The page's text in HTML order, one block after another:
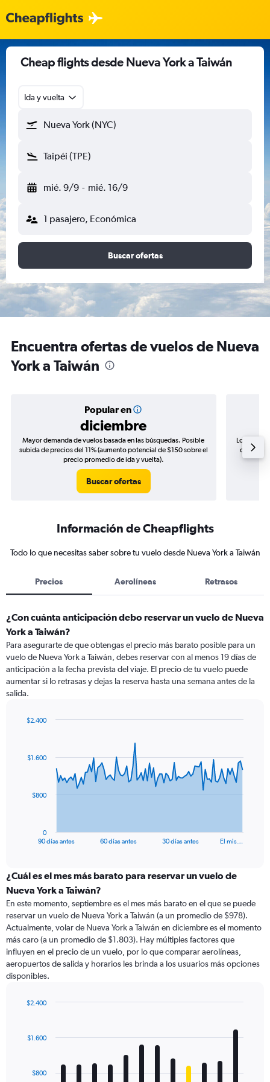
Cheap flights desde Nueva York a Taiwán
Ida y vuelta
Nueva York (NYC)
Taipéi (TPE)
mié. 9/9 - mié. 16/9
1 pasajero, Económica
Buscar ofertas
Encuentra ofertas de vuelos de Nueva
York a Taiwán
Popular en
diciembre
Mayor demanda de vuelos basada en las búsquedas. Posible
subida de precios del 11% (aumento potencial de $150 sobre el
precio promedio de ida y vuelta).
Buscar ofertas
Los
de
Información de Cheapflights
Todo lo que necesitas saber sobre tu vuelo desde Nueva York a Taiwán
Precios Aerolíneas Retrasos
¿Con cuánta anticipación debo reservar un vuelo de Nueva
York a Taiwán?
Para asegurarte de que obtengas el precio más barato posible para un
vuelo de Nueva York a Taiwán, debes reservar con al menos 19 días de
anticipación a la fecha prevista del viaje. El precio de tu vuelo puede
aumentar si lo retrasas y dejas la reserva hasta una semana antes de la
salida.
data
The
categories.
Range:
categories.
The
chart
has
1
Y
axis
values.
to
90 días antes 60 días antes 30 días antes El mis…
0
$800
$1.600
$2.400
¿Cuál es el mes más barato para reservar un vuelo de
Nueva York a Taiwán?
En este momento, septiembre es el mes más barato en el que se puede
reservar un vuelo de Nueva York a Taiwán (a un promedio de $978).
Actualmente, volar de Nueva York a Taiwán en diciembre es el momento
más caro (a un promedio de $1.803). Hay múltiples factores que
influyen en el precio de un vuelo, por lo que comparar aerolíneas,
aeropuertos de salida y horarios les brinda a los usuarios más opciones
disponibles.
with
12
The$800
$1.600
$2.400